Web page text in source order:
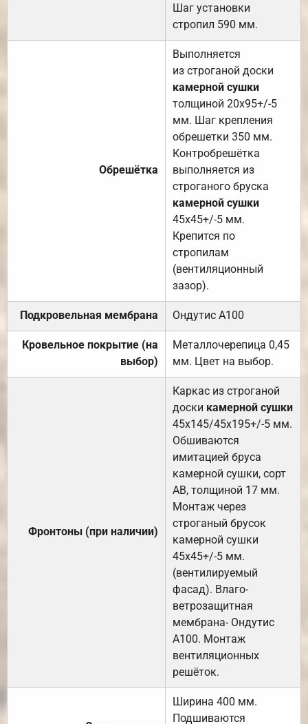
Шаг установки
стропил 590 мм.
Обрешётка
Выполняется
из строганой доски
камерной сушки
толщиной 20х95+/-5
мм. Шаг крепления
обрешетки 350 мм.
Контробрешётка
выполняется из
строганого бруска
камерной сушки
45х45+/-5 мм.
Крепится по
стропилам
(вентиляционный
зазор).
Подкровельная мембрана Ондутис А100
Кровельное покрытие (на
выбор)
Металлочерепица 0,45
мм. Цвет на выбор.
Фронтоны (при наличии)
Каркас из строганой
доски камерной сушки
45х145/45х195+/-5 мм.
Обшиваются
имитацией бруса
камерной сушки, сорт
АВ, толщиной 17 мм.
Монтаж через
строганый брусок
камерной сушки
45х45+/-5 мм.
(вентилируемый
фасад). Влаго-
ветрозащитная
мембрана- Ондутис
А100. Монтаж
вентиляционных
решёток.
Ширина 400 мм.
Подшиваются